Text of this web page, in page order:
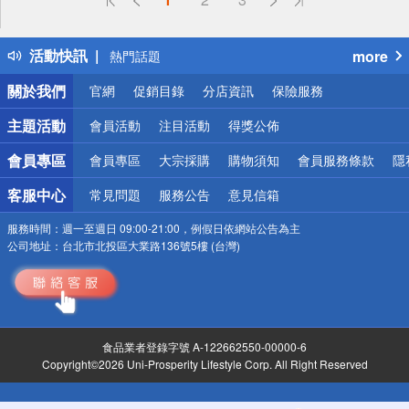
活動快訊
得獎公告
熱門話題
銀行優惠
偏遠地區配送
詐騙網頁！請小心！
more
關於我們
官網 促銷目錄 分店資訊 保險服務
主題活動 會員活動 注目活動 得獎公佈
會員專區 會員專區 大宗採購 購物須知 會員服務條款 隱
客服中心 常見問題 服務公告 意見信箱
服務時間： 週一至週日 09:00-21:00，例假日依網站公告為主
公司地址： 台北市北投區大業路136號5樓 (台灣)
食品業者登錄字號 A-122662550-00000-6
Copyright©2026 Uni-Prosperity Lifestyle Corp. All Right Reserved